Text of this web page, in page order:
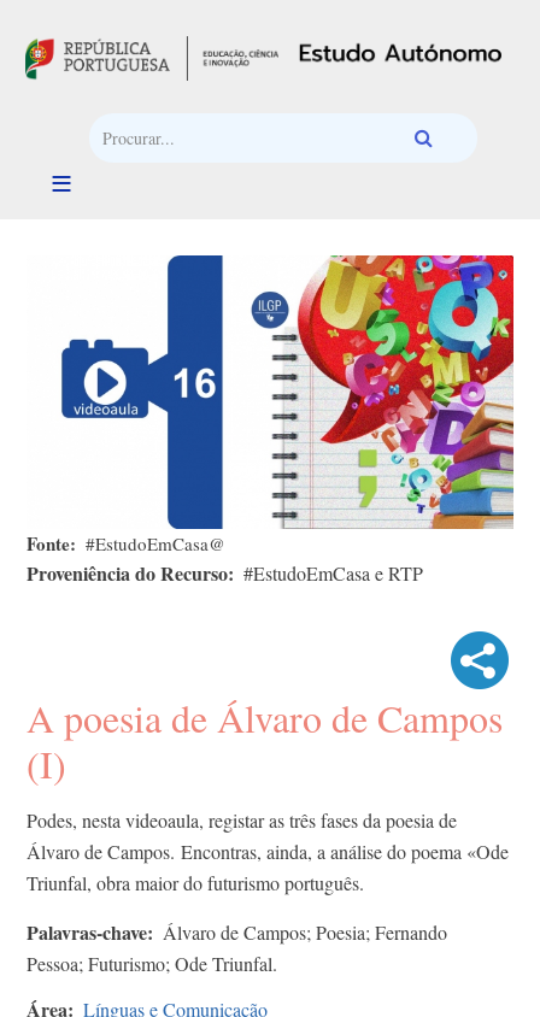
Fonte #EstudoEmCasa@
Proveniência do Recurso #EstudoEmCasa e RTP
A poesia de Álvaro de Campos
(I)
Podes, nesta videoaula, registar as três fases da poesia de
Álvaro de Campos. Encontras, ainda, a análise do poema «Ode
Triunfal, obra maior do futurismo português.
Palavras-chave
Álvaro de Campos; Poesia; Fernando
Pessoa; Futurismo; Ode Triunfal.
Área Línguas e Comunicação